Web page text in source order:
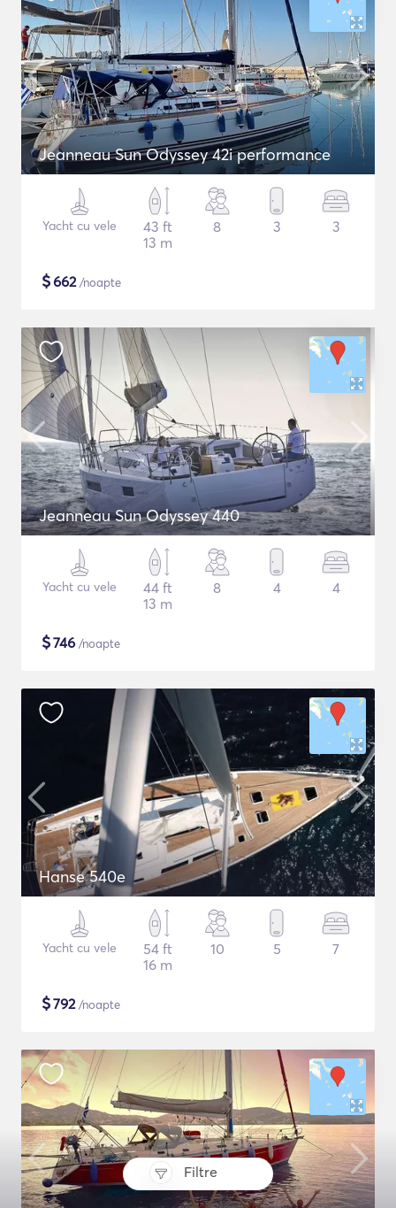
Filtre
Jeanneau Sun Odyssey 42i performance
Yacht cu vele
43 ft
13 m
8 3 3
$662/noapte
Jeanneau Sun Odyssey 440
Yacht cu vele
44 ft
13 m
8 4 4
$746 /noapte
Hanse 540e
Yacht cu vele
54 ft
16 m
10 5 7
$792/noapte